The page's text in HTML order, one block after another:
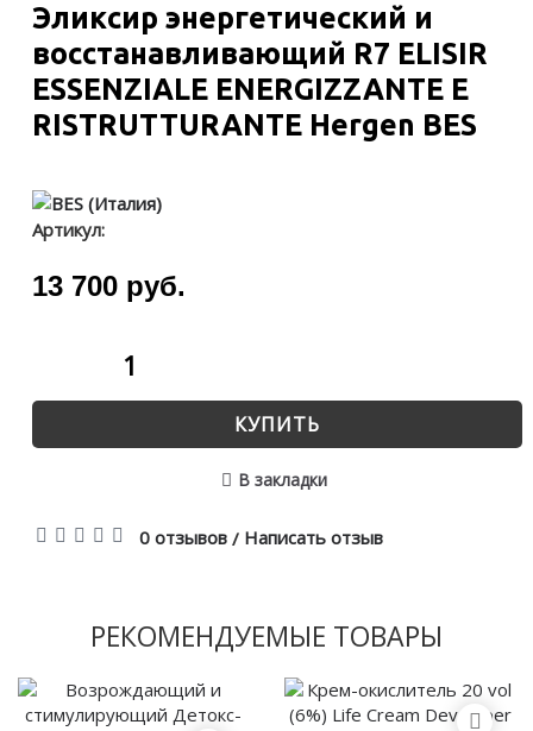
Эликсир энергетический и
восстанавливающий R7 ELISIR
ESSENZIALE ENERGIZZANTE E
RISTRUTTURANTE Hergen BES
Артикул:
13 700 руб.
КУПИТЬ
В закладки
0 отзывов/ Написать отзыв
РЕКОМЕНДУЕМЫЕ ТОВАРЫ